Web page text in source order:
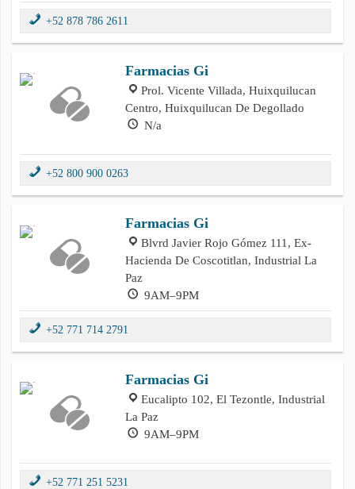
+52 878 786 2611
Farmacias Gi
Prol. Vicente Villada, Huixquilucan
Centro, Huixquilucan De Degollado
N/a
+52 800 900 0263
Farmacias Gi
Blvrd Javier Rojo Gómez 111, Ex-
Hacienda De Coscotitlan, Industrial La
Paz
9AM–9PM
+52 771 714 2791
Farmacias Gi
Eucalipto 102, El Tezontle, Industrial
La Paz
9AM–9PM
+52 771 251 5231